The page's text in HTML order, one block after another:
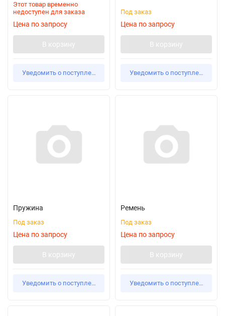
Этот товар временно
недоступен для заказа
Цена по запросу
В корзину
Уведомить о поступлении
Под заказ
Цена по запросу
В корзину
Уведомить о поступлении
Пружина
Под заказ
Цена по запросу
В корзину
Уведомить о поступлении
Ремень
Под заказ
Цена по запросу
В корзину
Уведомить о поступлении